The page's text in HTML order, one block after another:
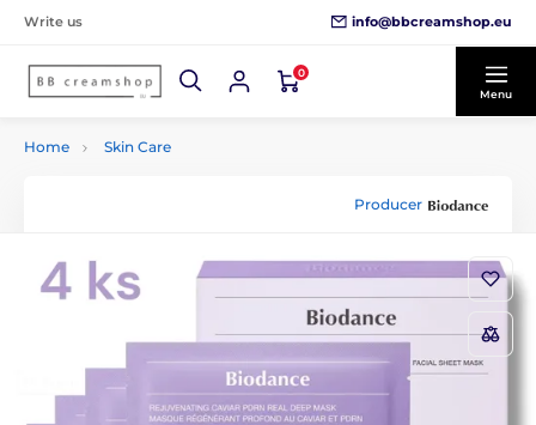
Write us info@bbcreamshop.eu
0
Menu
Home Skin Care
Producer